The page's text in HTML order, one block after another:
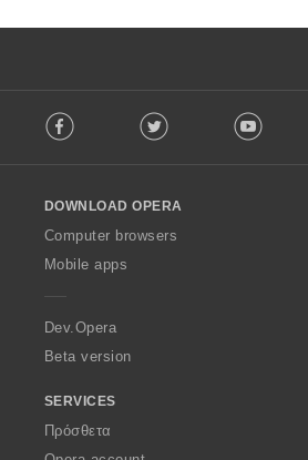
o
w
O
p
a
Facebook Twitter Youtube
DOWNLOAD OPERA
Computer browsers
Mobile apps
Dev.Opera
Beta version
SERVICES
Πρόσθετα